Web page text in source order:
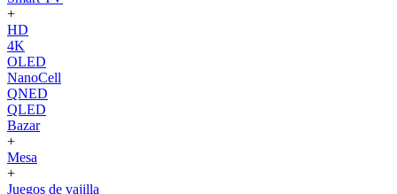
+
HD
4K
OLED
NanoCell
QNED
QLED
Bazar
+
Mesa
+
Juegos de vajilla